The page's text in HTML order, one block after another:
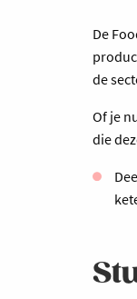
De
de
Of je
die